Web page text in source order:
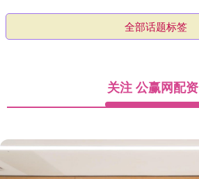
全部话题标签
关注 公赢网配资